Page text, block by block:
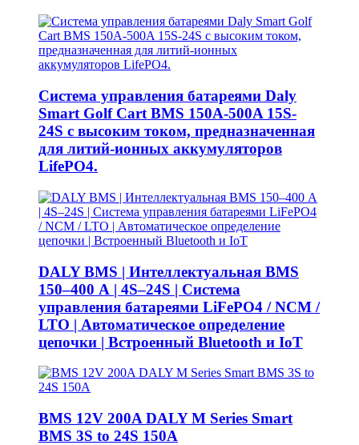
Система управления батареями Daly
Smart Golf Cart BMS 150A-500A 15S-
24S с высоким током, предназначенная
для литий-ионных аккумуляторов
LifePO4.
DALY BMS | Интеллектуальная BMS
150–400 А | 4S–24S | Система
управления батареями LiFePO4 / NCM /
LTO | Автоматическое определение
цепочки | Встроенный Bluetooth и IoT
BMS 12V 200A DALY M Series Smart
BMS 3S to 24S 150A